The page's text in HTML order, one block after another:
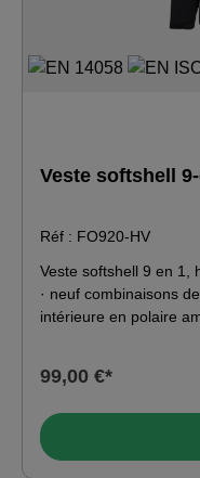
Veste softshell
Réf : FO920-HV
Veste softshell 9 en 1,
· neuf combinaisons
intérieure en polaire
matériau haute
autour du torse, des
montant avec protection du
99,00 €*